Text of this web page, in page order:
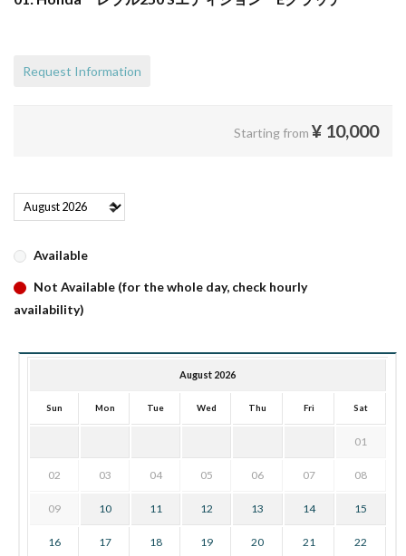
Request Information
Starting from ¥ 10,000
Available
Not Available (for the whole day, check hourly
availability)
August 2026
Sun Mon Tue Wed Thu Fri Sat
01
02 03 04 05 06 07 08
09 10 11 12 13 14 15
16 17 18 19 20 21 22